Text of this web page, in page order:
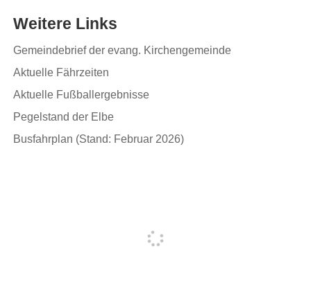
Weitere Links
Gemeindebrief der evang. Kirchengemeinde
Aktuelle Fährzeiten
Aktuelle Fußballergebnisse
Pegelstand der Elbe
Busfahrplan (Stand: Februar 2026)